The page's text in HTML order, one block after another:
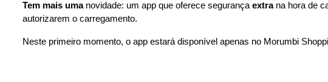
Tem mais uma novidade: um app que oferece segurança extra na hora de
autorizarem o carregamento.
Neste primeiro momento, o app estará disponível apenas no Morumbi